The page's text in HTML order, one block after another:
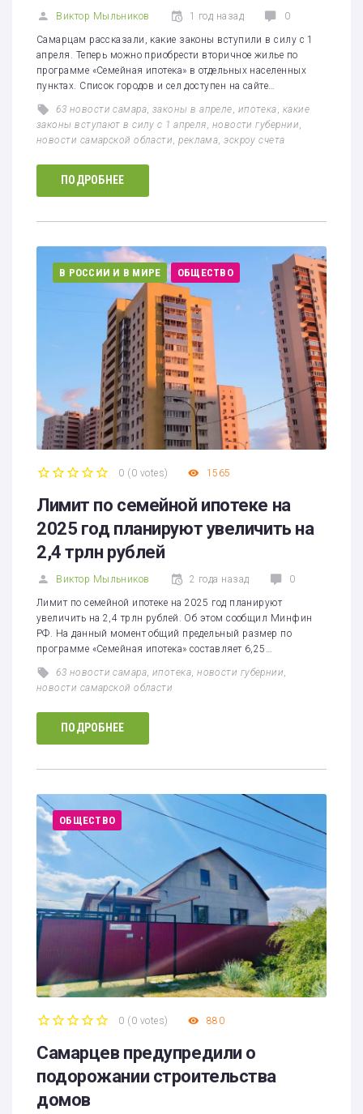
Виктор Мыльников 1 год назад 0
Самарцам рассказали, какие законы вступили в силу с 1
апреля. Теперь можно приобрести вторичное жилье по
программе «Семейная ипотека» в отдельных населенных
пунктах. Список городов и сел доступен на сайте…
63 новости самара ,законы в апреле ипотека какие
законы вступают в силу с 1 апреля новости губернии
новости самарской области ,реклама ,эскроу счета
ПОДРОБНЕЕ
В РОССИИ И В МИРЕ ОБЩЕСТВО
0 (0 votes) 1565
Лимит по семейной ипотеке на
2025 год планируют увеличить на
2,4 трлн рублей
Виктор Мыльников 2 года назад 0
Лимит по семейной ипотеке на 2025 год планируют
увеличить на 2,4 трлн рублей. Об этом сообщил Минфин
РФ. На данный момент общий предельный размер по
программе «Семейная ипотека» составляет 6,25…
63 новости самара,ипотека,новости губернии,
новости самарской области
ПОДРОБНЕЕ
ОБЩЕСТВО
0 ( 0 votes) 880
Самарцев предупредили о
подорожании строительства
домов